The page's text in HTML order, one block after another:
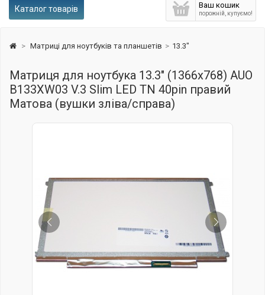
Ваш кошик
порожній, купуємо!
Каталог товарів
> Матриці для ноутбуків та планшетів > 13.3"
Матриця для ноутбука 13.3" (1366x768) AUO
B133XW03 V.3 Slim LED TN 40pin правий
Матова (вушки зліва/справа)